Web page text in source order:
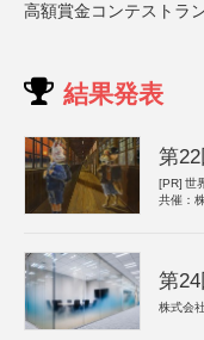
高額賞金コンテストラ
結果発表
第
[PR] 世
共催：
第
株式会